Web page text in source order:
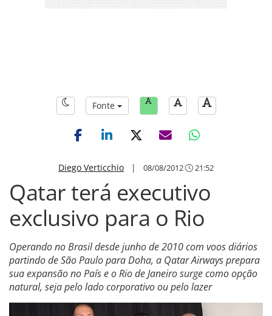
Fonte
Diego Verticchio | 08/08/2012 21:52
Qatar terá executivo
exclusivo para o Rio
Operando no Brasil desde junho de 2010 com voos diários
partindo de São Paulo para Doha, a Qatar Airways prepara
sua expansão no País e o Rio de Janeiro surge como opção
natural, seja pelo lado corporativo ou pelo lazer